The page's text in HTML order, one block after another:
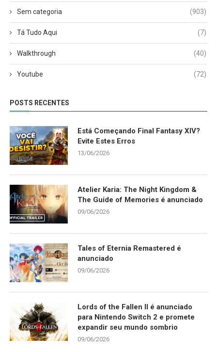
Sem categoria (903)
Tá Tudo Aqui (7)
Walkthrough (40)
Youtube (72)
POSTS RECENTES
Está Começando Final Fantasy XIV?
Evite Estes Erros
13/06/2026
Atelier Karia: The Night Kingdom &
The Guide of Memories é anunciado
09/06/2026
Tales of Eternia Remastered é
anunciado
09/06/2026
Lords of the Fallen II é anunciado
para Nintendo Switch 2 e promete
expandir seu mundo sombrio
09/06/2026